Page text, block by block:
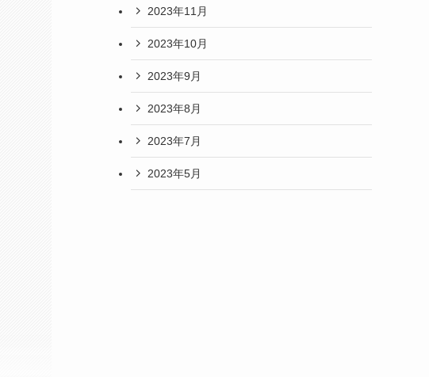
2023年11月
2023年10月
2023年9月
2023年8月
2023年7月
2023年5月